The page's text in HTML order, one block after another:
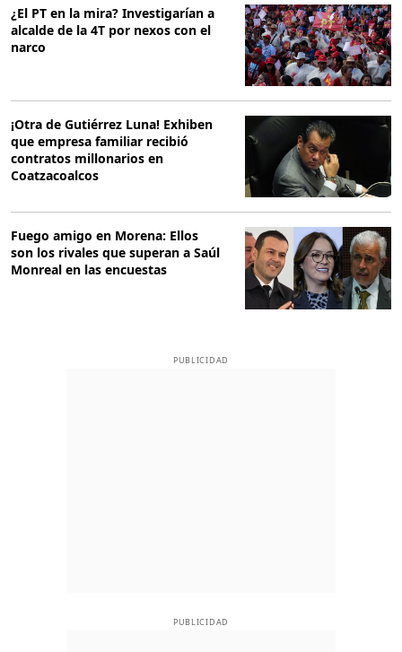
¿El PT en la mira? Investigarían a
alcalde de la 4T por nexos con el
narco
¡Otra de Gutiérrez Luna! Exhiben
que empresa familiar recibió
contratos millonarios en
Coatzacoalcos
Fuego amigo en Morena: Ellos
son los rivales que superan a Saúl
Monreal en las encuestas
PUBLICIDAD
PUBLICIDAD